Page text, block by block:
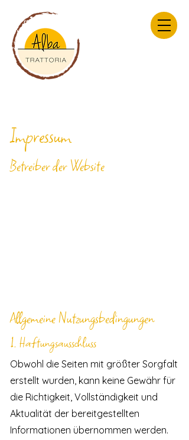
Impressum
Betreiber der Website
Allgemeine Nutzungsbedingungen
1. Haftungsausschluss
Obwohl die Seiten mit größter Sorgfalt
erstellt wurden, kann keine Gewähr für
die Richtigkeit, Vollständigkeit und
Aktualität der bereitgestellten
Informationen übernommen werden.